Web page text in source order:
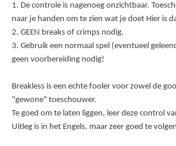
1. De controle is nagenoeg onzichtbaar.
naar je handen om te zien wat je doet Hier is
2. GEEN breaks of crimps nodig.
3. Gebruik een normaal spel (eventueel
geen voorbereiding nodig!
Breakless is een echte fooler voor zowel de
"gewone" toeschouwer.
Te goed om te laten liggen, leer deze control
Uitleg is in het Engels, maar zeer goed te